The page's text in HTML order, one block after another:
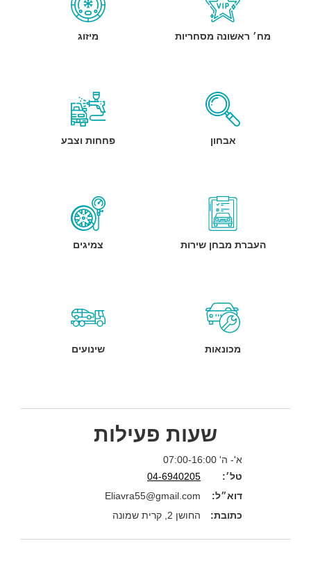
מח׳ ראשונה מסחריות מיזוג
אבחון פחחות וצבע
העברת מבחן שירות צמיגים
מכונאות שינועים
שעות פעילות
א'- ה' 07:00-16:00
טל׳:
04-6940205
דוא״ל:
Eliavra55@gmail.com
כתובת:
החושן 2, קרית שמונה